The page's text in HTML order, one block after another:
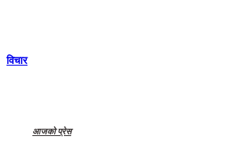
विचार
आजको प्रेस